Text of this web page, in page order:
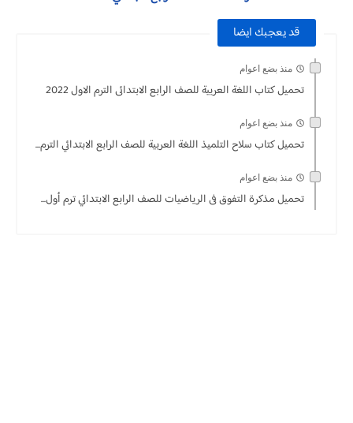
قد يعجبك ايضا
منذ بضع اعوام
تحميل كتاب اللغة العربية للصف الرابع الابتدائى الترم الاول 2022
منذ بضع اعوام
تحميل كتاب سلاح التلميذ اللغة العربية للصف الرابع الابتدائي الترم...
منذ بضع اعوام
تحميل مذكرة التفوق فى الرياضيات للصف الرابع الابتدائي ترم أول...